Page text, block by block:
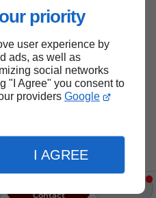
priority
user experience by
ads, as well as
social networks
"I Agree" you consent to
providers Google
I AGREE
Contact
page